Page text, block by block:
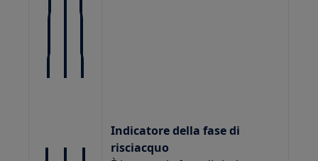
Indicatore della fase di
risciacquo